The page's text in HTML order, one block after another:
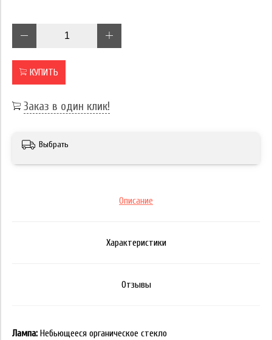
КУПИТЬ
Заказ в один клик!
Выбрать
Описание
Характеристики
Отзывы
Лампа: Небьющееся органическое стекло